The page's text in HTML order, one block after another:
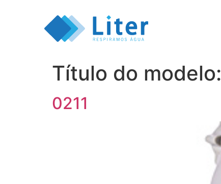
Título do modelo:
0211